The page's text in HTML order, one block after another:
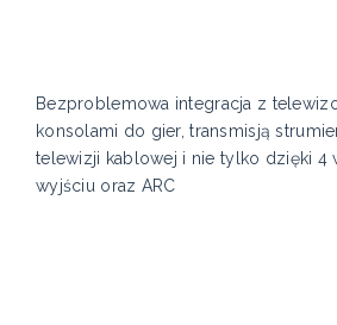
Bezproblemowa integracja z
konsolami do gier, transmisją
telewizji kablowej i nie tylko dzięki 4
wyjściu oraz ARC